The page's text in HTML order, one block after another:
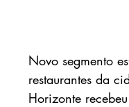
Novo segmento
restaurantes da
Horizonte